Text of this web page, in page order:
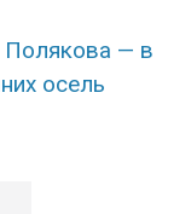
Полякова — в
осель